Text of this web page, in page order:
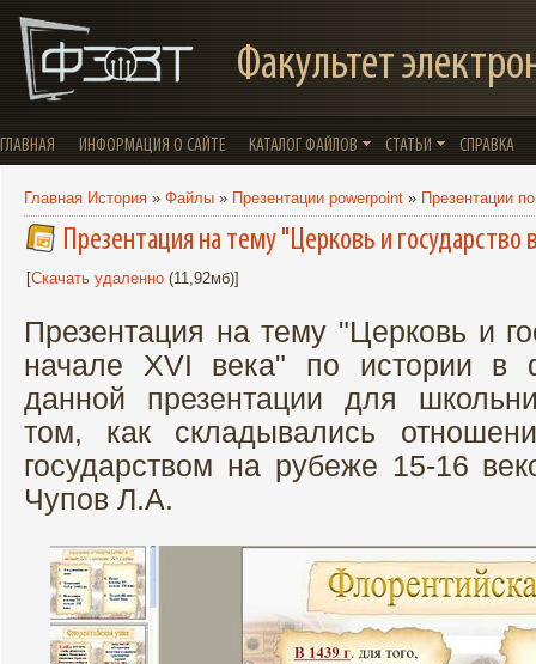
Факультет
ГЛАВНАЯ ИНФОРМАЦИЯ О САЙТЕ КАТАЛОГ ФАЙЛОВ СТАТЬИ СПРАВКА
Главная История » Файлы » Презентации powerpoint » Презентации
Презентация на тему "Церковь и государство
[Скачать удаленно (11,92мб)]
Презентация на тему "Церковь и
начале XVI века" по истории в
данной презентации для
том, как складывались
государством на рубеже 15-16
Чупов Л.А.